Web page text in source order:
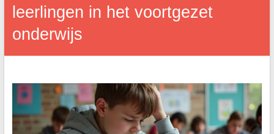
leerlingen in het voortgezet
onderwijs